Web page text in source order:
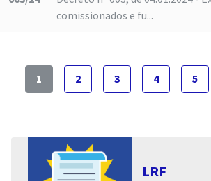
comissionados e fu...
1 2 3 4 5
LRF